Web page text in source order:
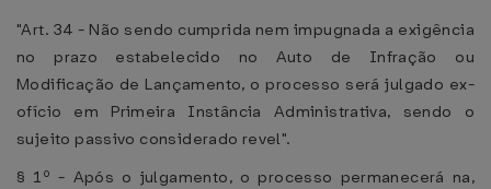
"Art. 34 - Não sendo cumprida nem impugnada a exigência
no prazo estabelecido no Auto de Infração ou
Modificação de Lançamento, o processo será julgado ex-
ofício em Primeira Instância Administrativa, sendo o
sujeito passivo considerado revel".
§ 1º - Após o julgamento, o processo permanecerá na,